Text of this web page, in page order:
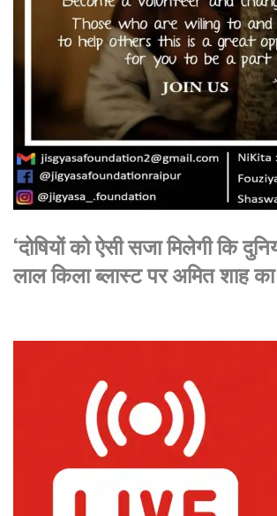
‘दोषियों को ऐसी सजा मिलेगी कि
लाल किला ब्लास्ट पर अमित शाह